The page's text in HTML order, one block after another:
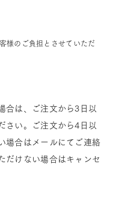
様のご負担とさせていただ
合は、ご注文から3日以
さい。ご注文から4日以
場合はメールにてご連絡
だけない場合はキャンセ